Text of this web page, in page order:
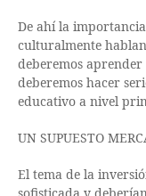
De ahí la
culturalmente
deberemos
deberemos hacer
educativo a nivel
UN SUPUESTO
El tema de la